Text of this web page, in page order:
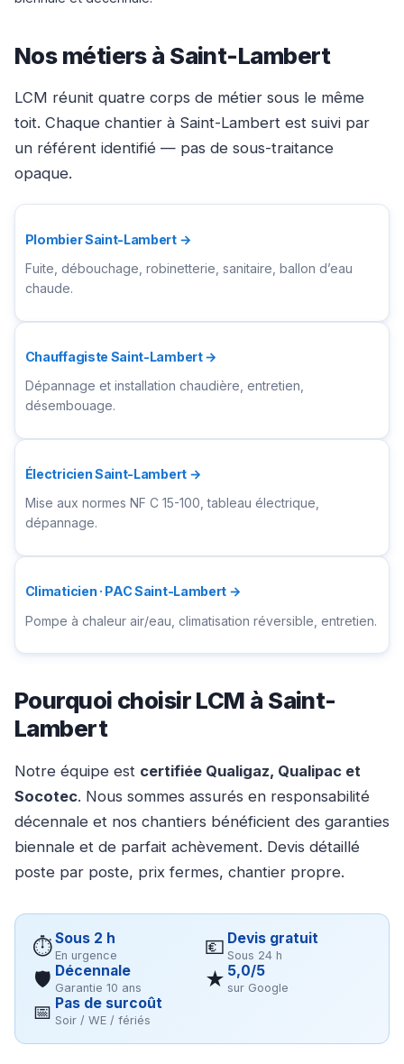
Nos métiers à Saint-Lambert
LCM réunit quatre corps de métier sous le même
toit. Chaque chantier à Saint-Lambert est suivi par
un référent identifié — pas de sous-traitance
opaque.
Plombier Saint-Lambert →
Fuite, débouchage, robinetterie, sanitaire, ballon d’eau
chaude.
Chauffagiste Saint-Lambert →
Dépannage et installation chaudière, entretien,
désembouage.
Électricien Saint-Lambert →
Mise aux normes NF C 15-100, tableau électrique,
dépannage.
Climaticien · PAC Saint-Lambert →
Pompe à chaleur air/eau, climatisation réversible, entretien.
Pourquoi choisir LCM à Saint-
Lambert
Notre équipe est certifiée Qualigaz, Qualipac et
Socotec. Nous sommes assurés en responsabilité
décennale et nos chantiers bénéficient des garanties
biennale et de parfait achèvement. Devis détaillé
poste par poste, prix fermes, chantier propre.
⏱Sous 2 h
En urgence 💶 Devis gratuit
Sous 24 h
🛡 Décennale
Garantie 10 ans ★ 5,0/5
sur Google
📅 Pas de surcoût
Soir / WE / fériés